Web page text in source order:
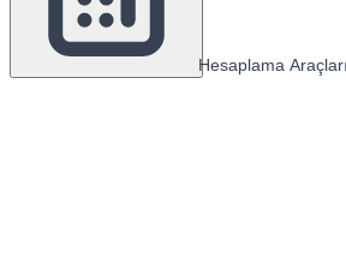
Hesaplama Araçları